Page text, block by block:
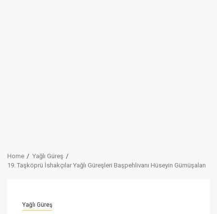
Home
Yağlı Güreş
19. Taşköprü İshakçılar Yağlı Güreşleri Başpehlivanı Hüseyin Gümüşalan
Yağlı Güreş